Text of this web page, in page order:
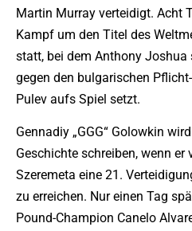
Martin Murray verteidigt. Acht
Kampf um den Titel des
statt, bei dem Anthony Joshua
gegen den bulgarischen
Pulev aufs Spiel setzt.
Gennadiy „GGG“ Golowkin
Geschichte schreiben, wenn er
Szeremeta eine 21.
zu erreichen. Nur einen Tag
Pound-Champion Canelo